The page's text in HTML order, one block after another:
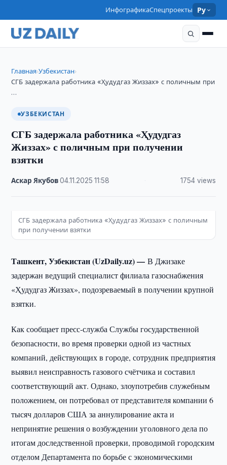
ИнфографикаСпецпроекты Ру
Главная›Узбекистан›
СГБ задержала работника «Ҳудудгаз Жиззах» с поличным при
…
УЗБЕКИСТАН
СГБ задержала работника «Ҳудудгаз
Жиззах» с поличным при получении
взятки
Аскар Якубов·04.11.2025 ·11:58 1754 views
СГБ задержала работника «Ҳудудгаз Жиззах» с поличным
при получении взятки
Ташкент, Узбекистан (UzDaily.uz) —В Джизаке
задержан ведущий специалист филиала газоснабжения
«Ҳудудгаз Жиззах», подозреваемый в получении крупной
взятки.
Как сообщает пресс-служба Службы государственной
безопасности, во время проверки одной из частных
компаний, действующих в городе, сотрудник предприятия
выявил неисправность газового счётчика и составил
соответствующий акт. Однако, злоупотребив служебным
положением, он потребовал от представителя компании 6
тысяч долларов США за аннулирование акта и
непринятие решения о возбуждении уголовного дела по
итогам доследственной проверки, проводимой городским
отделом Департамента по борьбе с экономическими